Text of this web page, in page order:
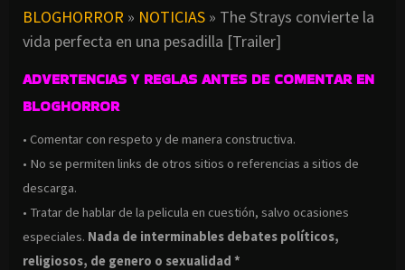
BLOGHORROR » NOTICIAS » The Strays convierte la
vida perfecta en una pesadilla [Trailer]
ADVERTENCIAS Y REGLAS ANTES DE COMENTAR EN
BLOGHORROR
• Comentar con respeto y de manera constructiva.
• No se permiten links de otros sitios o referencias a sitios de
descarga.
• Tratar de hablar de la pelicula en cuestión, salvo ocasiones
especiales. Nada de interminables debates políticos,
religiosos, de genero o sexualidad *